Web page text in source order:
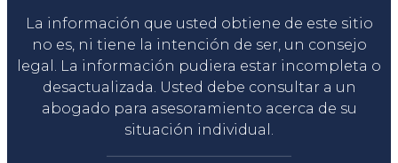
La información que usted obtiene de este sitio
no es, ni tiene la intención de ser, un consejo
legal. La información pudiera estar incompleta o
desactualizada. Usted debe consultar a un
abogado para asesoramiento acerca de su
situación individual.